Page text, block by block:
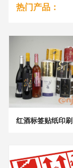
热门产品：
红酒标签贴纸印刷